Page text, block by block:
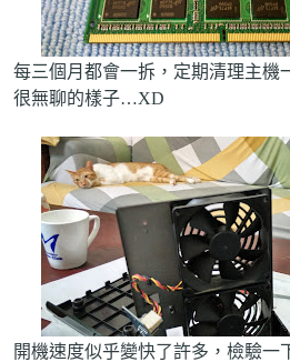
每三個月都會一拆，定期清理主機
很無聊的樣子…XD
開機速度似乎變快了許多，檢驗一